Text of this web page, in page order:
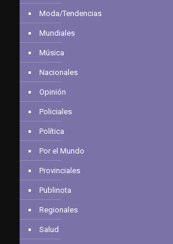
Moda/Tendencias
Mundiales
Música
Nacionales
Opinión
Policiales
Política
Por el Mundo
Provinciales
Publinota
Regionales
Salud